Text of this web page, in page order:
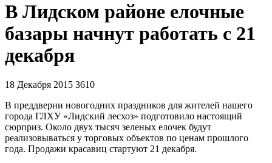
В Лидском районе елочные
базары начнут работать с 21
декабря
18 Декабря 2015 3610
В преддверии новогодних праздников для жителей нашего
города ГЛХУ «Лидский лесхоз» подготовило настоящий
сюрприз. Около двух тысяч зеленых елочек будут
реализовываться у торговых объектов по ценам прошлого
года. Продажи красавиц стартуют 21 декабря.